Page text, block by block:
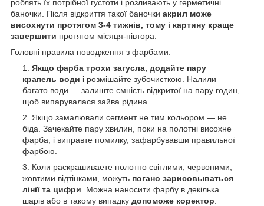
роблять їх потрібної густоти і розливають у герметичні
баночки. Після відкриття такої баночки акрил може
висохнути протягом 3-4 тижнів, тому і картину краще
завершити протягом місяця-півтора.
Головні правила поводження з фарбами:
Якщо фарба трохи загусла, додайте пару
крапель води і розмішайте зубочисткою. Налили
багато води — залиште ємність відкритої на пару годин,
щоб випарувалася зайва рідина.
Якщо замалювали сегмент не тим кольором — не
біда. Зачекайте пару хвилин, поки на полотні висохне
фарба, і виправте помилку, зафарбувавши правильної
фарбою.
Коли раскрашиваете полотно світлими, червоними,
жовтими відтінками, можуть погано зарисовываться
лінії та цифри . Можна наносити фарбу в декілька
шарів або в такому випадку допоможе коректор